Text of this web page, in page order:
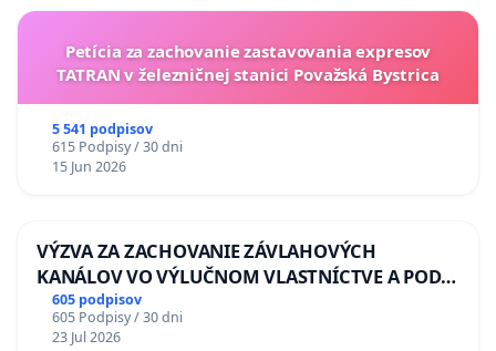
Petícia za zachovanie zastavovania expresov
TATRAN v železničnej stanici Považská Bystrica
5 541 podpisov
615 Podpisy / 30 dni
15 Jun 2026
VÝZVA ZA ZACHOVANIE ZÁVLAHOVÝCH
KANÁLOV VO VÝLUČNOM VLASTNÍCTVE A POD
KONTROLOU SLOVENSKEJ REPUBLIKY & žiadosť
na riešenie zanedbaného stavu závlahových a
605 podpisov
605 Podpisy / 30 dni
23 Jul 2026